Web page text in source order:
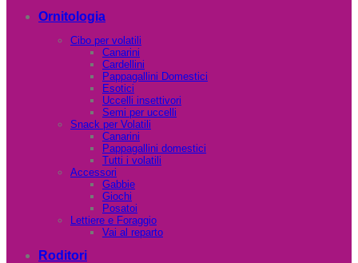
Ornitologia
Cibo per volatili
Canarini
Cardellini
Pappagallini Domestici
Esotici
Uccelli insettivori
Semi per uccelli
Snack per Volatili
Canarini
Pappagallini domestici
Tutti i volatili
Accessori
Gabbie
Giochi
Posatoi
Lettiere e Foraggio
Vai al reparto
Roditori